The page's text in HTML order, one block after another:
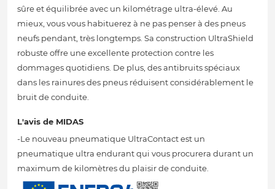
sûre et équilibrée avec un kilométrage ultra-élevé. Au
mieux, vous vous habituerez à ne pas penser à des pneus
neufs pendant, très longtemps. Sa construction UltraShield
robuste offre une excellente protection contre les
dommages quotidiens. De plus, des antibruits spéciaux
dans les rainures des pneus réduisent considérablement le
bruit de conduite.
L'avis de MIDAS
-Le nouveau pneumatique UltraContact est un
pneumatique ultra endurant qui vous procurera durant un
maximum de kilomètres du plaisir de conduite.